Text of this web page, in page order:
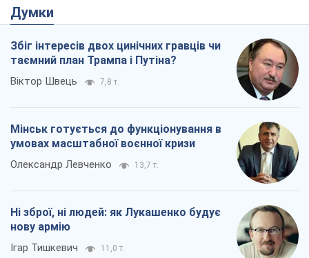
Думки
Збіг інтересів двох цинічних гравців чи
таємний план Трампа і Путіна?
Віктор Швець 7,8 т.
Мінськ готується до функціонування в
умовах масштабної воєнної кризи
Олександр Левченко 13,7 т.
Ні зброї, ні людей: як Лукашенко будує
нову армію
Ігар Тишкевич 11,0 т.